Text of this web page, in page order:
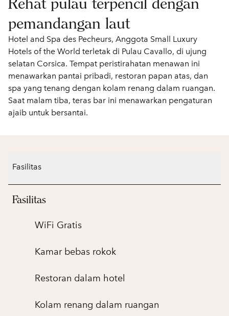
pemandangan laut
Hotel and Spa des Pecheurs, Anggota Small Luxury
Hotels of the World terletak di Pulau Cavallo, di ujung
selatan Corsica. Tempat peristirahatan menawan ini
menawarkan pantai pribadi, restoran papan atas, dan
spa yang tenang dengan kolam renang dalam ruangan.
Saat malam tiba, teras bar ini menawarkan pengaturan
ajaib untuk bersantai.
Fasilitas
Fasilitas
WiFi Gratis
Kamar bebas rokok
Restoran dalam hotel
Kolam renang dalam ruangan